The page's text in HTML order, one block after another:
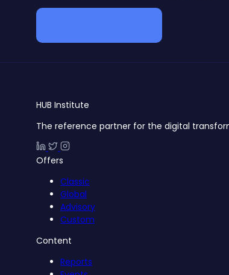
HUB Institute
The reference partner for the digital
Offers
Classic
Global
Advisory
Custom
Content
Reports